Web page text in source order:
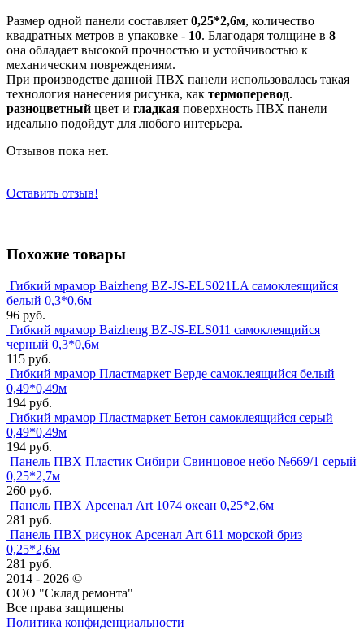
Размер одной панели составляет 0,25*2,6м, количество
квадратных метров в упаковке - 10. Благодаря толщине в 8
она обладает высокой прочностью и устойчивостью к
механическим повреждениям.
При производстве данной ПВХ панели использовалась такая
технология нанесения рисунка, как термоперевод.
разноцветный цвет и гладкая поверхность ПВХ панели
идеально подойдут для любого интерьера.
Отзывов пока нет.
Оставить отзыв!
Похожие товары
Гибкий мрамор Baizheng BZ-JS-ELS021LA самоклеящийся
белый 0,3*0,6м
96 руб.
Гибкий мрамор Baizheng BZ-JS-ELS011 самоклеящийся
черный 0,3*0,6м
115 руб.
Гибкий мрамор Пластмаркет Верде самоклеящийся белый
0,49*0,49м
194 руб.
Гибкий мрамор Пластмаркет Бетон самоклеящийся серый
0,49*0,49м
194 руб.
Панель ПВХ Пластик Сибири Свинцовое небо №669/1 серый
0,25*2,7м
260 руб.
Панель ПВХ Арсенал Art 1074 океан 0,25*2,6м
281 руб.
Панель ПВХ рисунок Арсенал Art 611 морской бриз
0,25*2,6м
281 руб.
2014 - 2026 ©
ООО "Склад ремонта"
Все права защищены
Политика конфиденциальности